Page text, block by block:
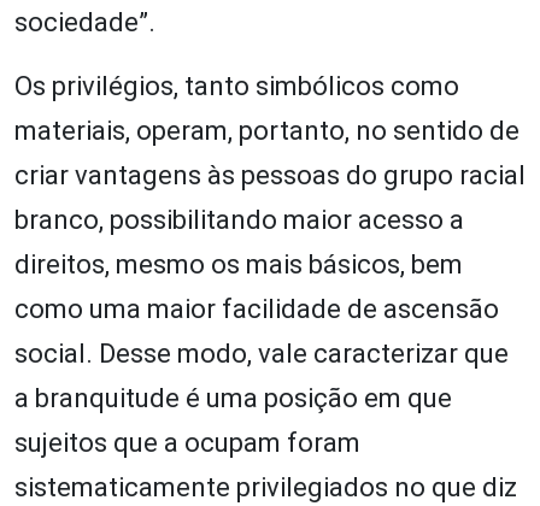
sociedade”.
Os privilégios, tanto simbólicos como
materiais, operam, portanto, no sentido de
criar vantagens às pessoas do grupo racial
branco, possibilitando maior acesso a
direitos, mesmo os mais básicos, bem
como uma maior facilidade de ascensão
social. Desse modo, vale caracterizar que
a branquitude é uma posição em que
sujeitos que a ocupam foram
sistematicamente privilegiados no que diz